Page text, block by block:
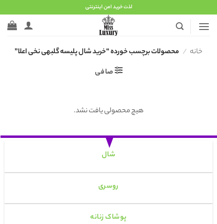
to
content
لذت خرید امن اینترنتی
خانه / محصولات برچسب خورده “خرید شال پلیسه گلبهی نخی اعلا”
صافی
هیچ محصولی یافت نشد.
شال
روسری
پوشاک زنانه